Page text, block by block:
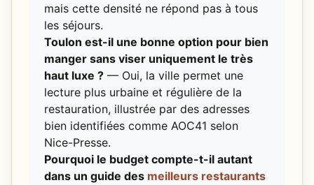
mais cette densité ne répond pas à tous
les séjours.
Toulon est-il une bonne option pour bien
manger sans viser uniquement le très
haut luxe ? — Oui, la ville permet une
lecture plus urbaine et régulière de la
restauration, illustrée par des adresses
bien identifiées comme AOC41 selon
Nice-Presse.
Pourquoi le budget compte-t-il autant
dans un guide des meilleurs restaurants